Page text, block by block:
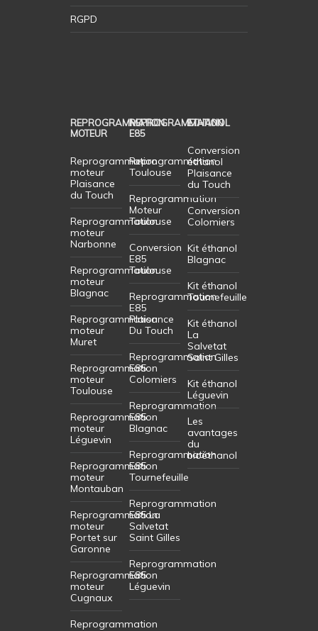
RGPD
REPROGRAMMATION
MOTEUR
Reprogrammation
moteur
Plaisance
du Touch
Reprogrammation
moteur
Narbonne
Reprogrammation
moteur
Blagnac
Reprogrammation
moteur
Muret
Reprogrammation
moteur
Toulouse
Reprogrammation
moteur
Léguevin
Reprogrammation
moteur
Montauban
Reprogrammation
moteur
Portet sur
Garonne
Reprogrammation
moteur
Cugnaux
Reprogrammation
REPROGRAMMATION
E85
Reprogrammation
Toulouse
Reprogrammation
Moteur
Toulouse
Conversion
E85
Toulouse
Reprogrammation
E85
Plaisance
Du Touch
Reprogrammation
E85
Colomiers
Reprogrammation
E85
Blagnac
Reprogrammation
E85
Tournefeuille
Reprogrammation
E85 La
Salvetat
Saint Gilles
Reprogrammation
E85
Léguevin
ETHANOL
Conversion
éthanol
Plaisance
du Touch
Conversion
Colomiers
Kit éthanol
Blagnac
Kit éthanol
Tournefeuille
Kit éthanol
La
Salvetat
Saint Gilles
Kit éthanol
Léguevin
Les
avantages
du
bioéthanol